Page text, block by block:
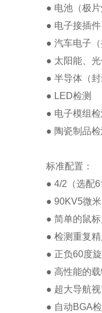
● 电池（极
● 电子接插
● 汽车电子
● 太阳能、
● 半导体（
● LED检测
● 电子模组
● 陶瓷制品
标准配置：
● 4/2（选配
● 90KV5微
● 简单的鼠
● 检测重复
● 正负60度
● 高性能的
● 超大导航
● 自动BGA